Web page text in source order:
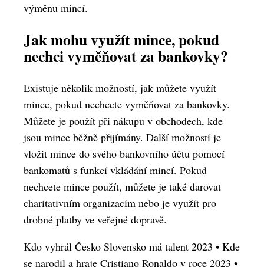
výměnu mincí.
Jak mohu využít mince, pokud
nechci vyměňovat za bankovky?
Existuje několik možností, jak můžete využít
mince, pokud nechcete vyměňovat za bankovky.
Můžete je použít při nákupu v obchodech, kde
jsou mince běžně přijímány. Další možností je
vložit mince do svého bankovního účtu pomocí
bankomatů s funkcí vkládání mincí. Pokud
nechcete mince použít, můžete je také darovat
charitativním organizacím nebo je využít pro
drobné platby ve veřejné dopravě.
Kdo vyhrál Česko Slovensko má talent 2023 • Kde
se narodil a hraje Cristiano Ronaldo v roce 2023 •